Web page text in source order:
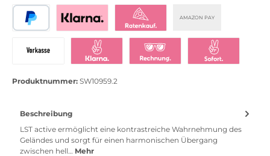
AMAZON PAY
Produktnummer: SW10959.2
Beschreibung
LST active ermöglicht eine kontrastreiche Wahrnehmung des
Geländes und sorgt für einen harmonischen Übergang
zwischen hell… Mehr